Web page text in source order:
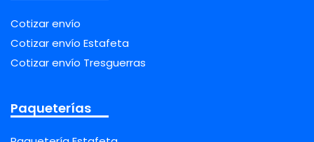
Cotizar envío
Cotizar envío Estafeta
Cotizar envío Tresguerras
Paqueterías